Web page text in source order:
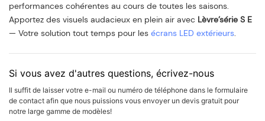
performances cohérentes au cours de toutes les saisons.
Apportez des visuels audacieux en plein air avec Lèvre’série S E
— Votre solution tout temps pour les écrans LED extérieurs.
Si vous avez d'autres questions, écrivez-nous
Il suffit de laisser votre e-mail ou numéro de téléphone dans le formulaire
de contact afin que nous puissions vous envoyer un devis gratuit pour
notre large gamme de modèles!